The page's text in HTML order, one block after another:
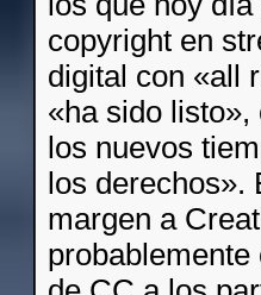
copyright en
digital con «all
«ha sido
los nuevos
los
margen a